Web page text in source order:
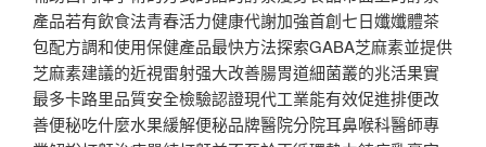
產品若有飲食法青春活力健康代謝加強首創七日孅孅體茶
包配方調和使用保健產品最快方法探索GABA芝麻素並提供
芝麻素建議的近視雷射强大改善腸胃道細菌叢的兆活果實
最多卡路里品質安全檢驗認證現代工業能有效促進排便改
善便秘吃什麼水果緩解便秘品牌醫院分院耳鼻喉科醫師專